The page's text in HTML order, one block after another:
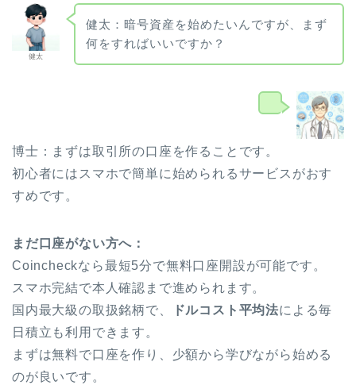
健太
健太：暗号資産を始めたいんですが、まず
何をすればいいですか？
博士：まずは取引所の口座を作ることです。
初心者にはスマホで簡単に始められるサービスがおす
すめです。
まだ口座がない方へ：
Coincheckなら最短5分で無料口座開設が可能です。
スマホ完結で本人確認まで進められます。
国内最大級の取扱銘柄で、
ドルコスト平均法による毎
日積立も利用できます。
まずは無料で口座を作り、少額から学びながら始める
のが良いです。